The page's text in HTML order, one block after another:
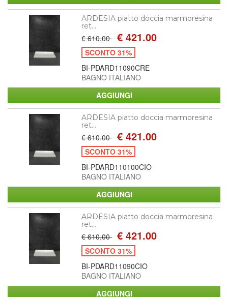
ARDESIA piatto doccia marmoresina
ret...
€ 610.00 € 421.00
SCONTO 31%
BI-PDARD11090CRE
BAGNO ITALIANO
ARDESIA piatto doccia marmoresina
ret...
€ 610.00 € 421.00
SCONTO 31%
BI-PDARD110100CIO
BAGNO ITALIANO
ARDESIA piatto doccia marmoresina
ret...
€ 610.00 € 421.00
SCONTO 31%
BI-PDARD11090CIO
BAGNO ITALIANO